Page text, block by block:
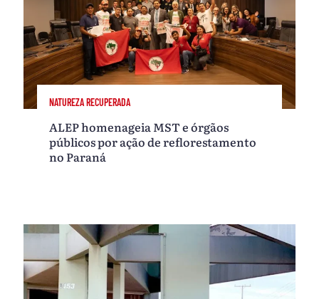
NATUREZA RECUPERADA
ALEP homenageia MST e órgãos
públicos por ação de reflorestamento
no Paraná